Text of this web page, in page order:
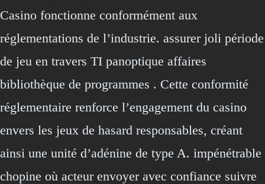
Casino fonctionne conformément aux
réglementations de l’industrie. assurer joli période
de jeu en travers TI panoptique affaires
bibliothèque de programmes . Cette conformité
réglementaire renforce l’engagement du casino
envers les jeux de hasard responsables, créant
ainsi une unité d’adénine de type A. impénétrable
chopine où acteur envoyer avec confiance suivre